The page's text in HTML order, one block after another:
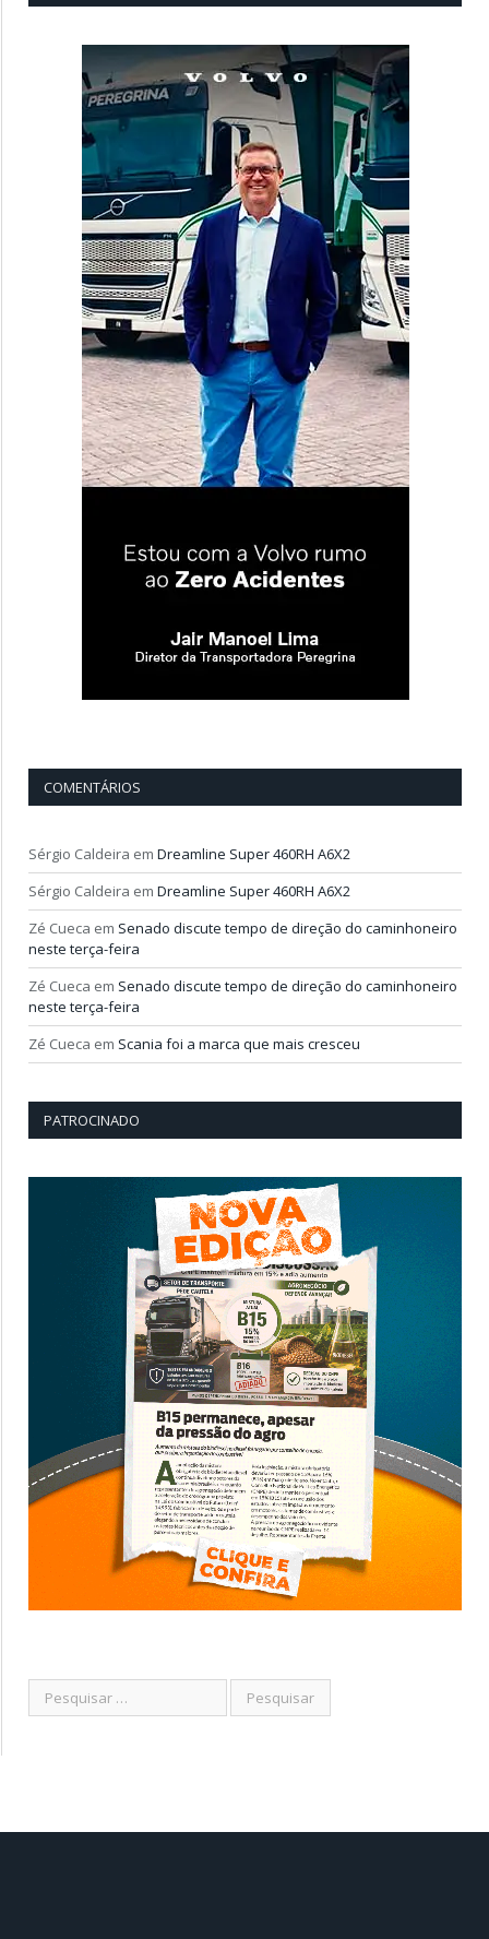
COMENTÁRIOS
Sérgio Caldeira em Dreamline Super 460RH A6X2
Sérgio Caldeira em Dreamline Super 460RH A6X2
Zé Cueca em Senado discute tempo de direção do caminhoneiro
neste terça-feira
Zé Cueca em Senado discute tempo de direção do caminhoneiro
neste terça-feira
Zé Cueca em Scania foi a marca que mais cresceu
PATROCINADO